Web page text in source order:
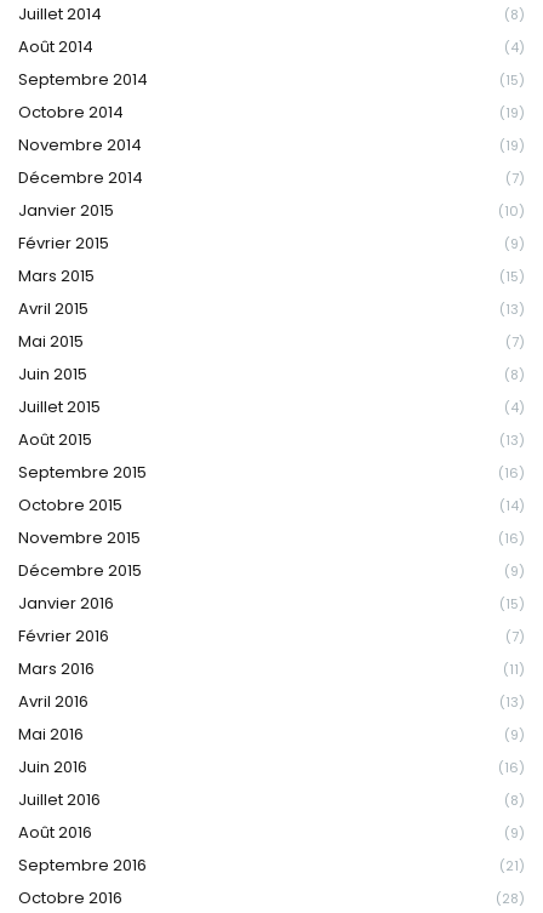
Juillet 2014 (8)
Août 2014 (4)
Septembre 2014 (15)
Octobre 2014 (19)
Novembre 2014 (19)
Décembre 2014 (7)
Janvier 2015 (10)
Février 2015 (9)
Mars 2015 (15)
Avril 2015 (13)
Mai 2015 (7)
Juin 2015 (8)
Juillet 2015 (4)
Août 2015 (13)
Septembre 2015 (16)
Octobre 2015 (14)
Novembre 2015 (16)
Décembre 2015 (9)
Janvier 2016 (15)
Février 2016 (7)
Mars 2016 (11)
Avril 2016 (13)
Mai 2016 (9)
Juin 2016 (16)
Juillet 2016 (8)
Août 2016 (9)
Septembre 2016 (21)
Octobre 2016 (28)